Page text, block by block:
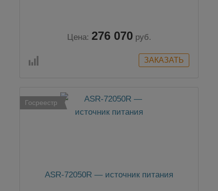
Цена: 276 070 руб.
Госреестр
ASR-72050R — источник питания